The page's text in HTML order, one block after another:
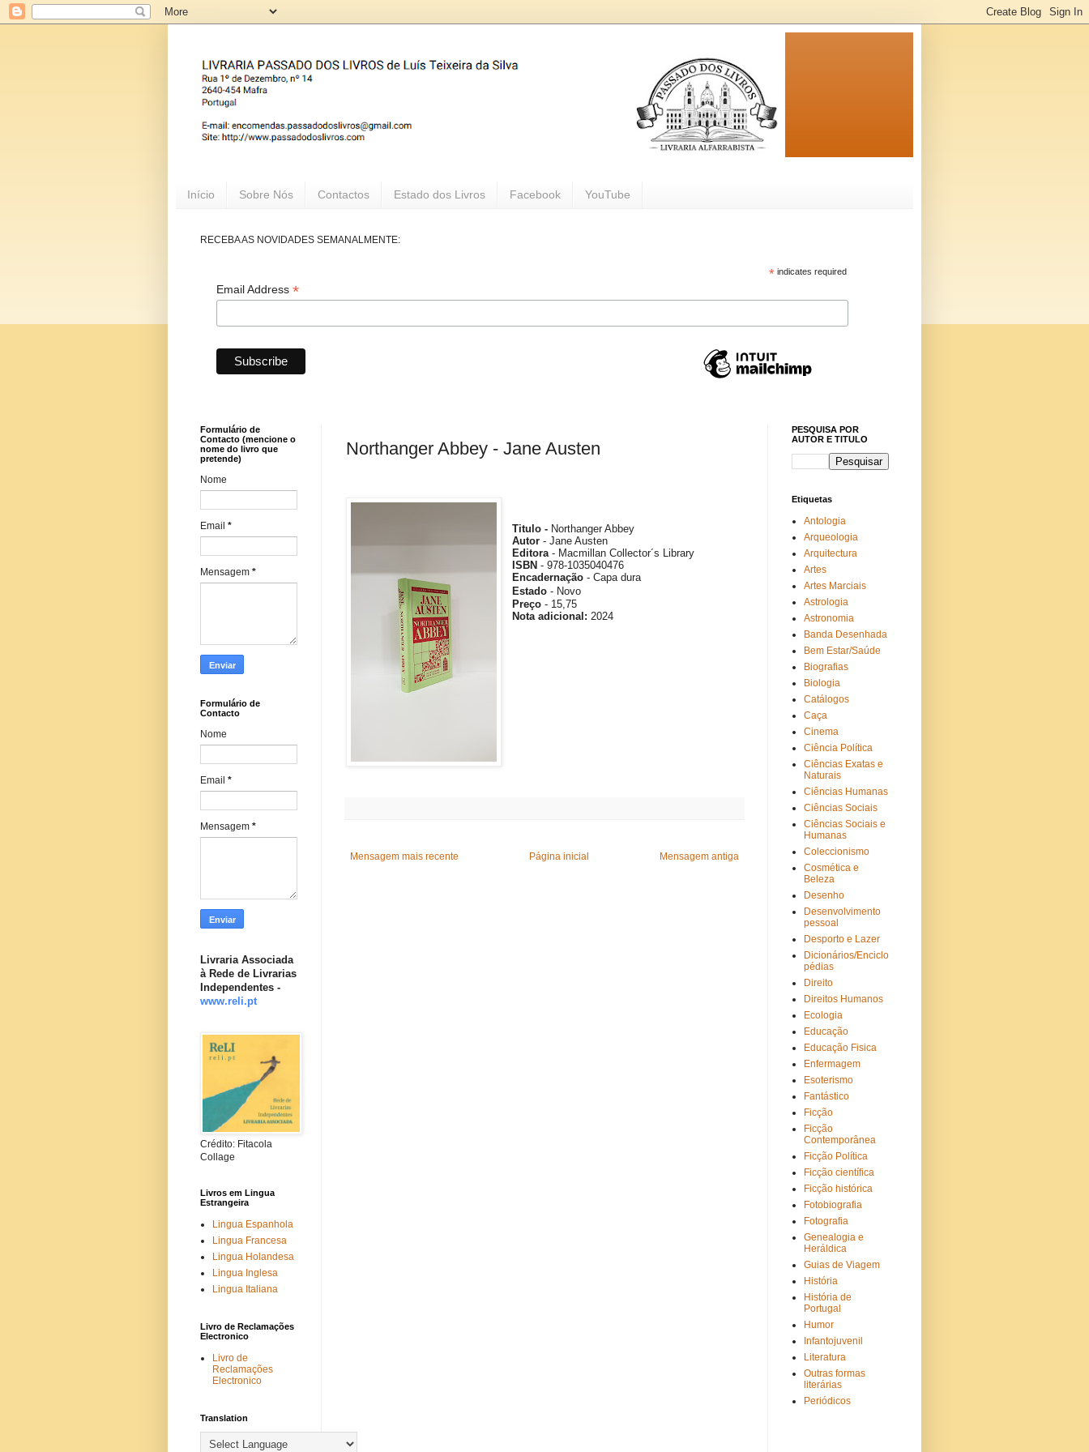
Início Sobre Nós Contactos Estado dos Livros Facebook YouTube
RECEBA AS NOVIDADES SEMANALMENTE:
*indicates required
Email Address *
Northanger Abbey - Jane Austen
Titulo - Northanger Abbey
Autor - Jane Austen
Editora- Macmillan Collector´s Library
ISBN - 978-1035040476
Encadernação - Capa dura
Estado - Novo
Preço - 15,75
Notaadicional :2024
Mensagem mais recente Mensagem antiga
Página inicial
Formulário de
Contacto (mencione o
nome do livro que
pretende)
Nome
Email *
Mensagem *
Formulário de
Contacto
Nome
Email *
Mensagem *
Livraria Associada
à Rede de Livrarias
Independentes -
www.reli.pt
Crédito: Fitacola
Collage
Livros em Lingua
Estrangeira
Lingua Espanhola
Lingua Francesa
Lingua Holandesa
Lingua Inglesa
Lingua Italiana
Livro de Reclamações
Electronico
Livro de
Reclamações
Electronico
Translation
PESQUISA POR
AUTOR E TITULO
Etiquetas
Antologia
Arqueologia
Arquitectura
Artes
Artes Marciais
Astrologia
Astronomia
Banda Desenhada
Bem Estar/Saúde
Biografias
Biologia
Catálogos
Caça
Cinema
Ciência Política
Ciências Exatas e
Naturais
Ciências Humanas
Ciências Sociais
Ciências Sociais e
Humanas
Coleccionismo
Cosmética e
Beleza
Desenho
Desenvolvimento
pessoal
Desporto e Lazer
Dicionários/Enciclo
pédias
Direito
Direitos Humanos
Ecologia
Educação
Educação Fisica
Enfermagem
Esoterismo
Fantástico
Ficção
Ficção
Contemporânea
Ficção Política
Ficção científica
Ficção histórica
Fotobiografia
Fotografia
Genealogia e
Heráldica
Guias de Viagem
História
História de
Portugal
Humor
Infantojuvenil
Literatura
Outras formas
literárias
Periódicos